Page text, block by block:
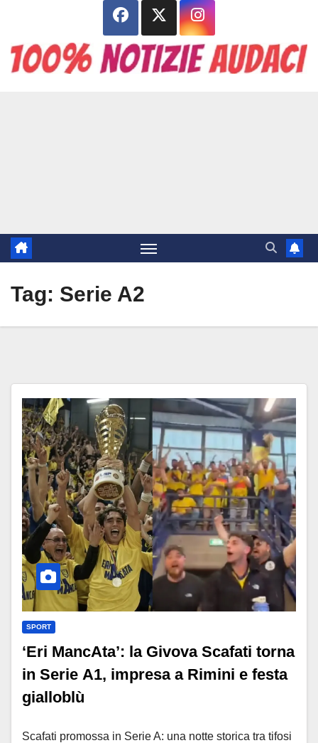
contenuto
Tag: Serie A2
SPORT
‘Eri MancAta’: la Givova Scafati torna
in Serie A1, impresa a Rimini e festa
gialloblù
Scafati promossa in Serie A: una notte storica tra tifosi